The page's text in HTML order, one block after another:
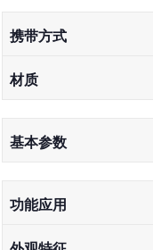
携带方式
材质
基本参数
功能应用